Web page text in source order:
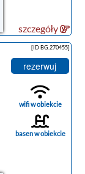
szczegóły
[ID BG.270455]
rezerwuj
wifi w obiekcie
basen w obiekcie